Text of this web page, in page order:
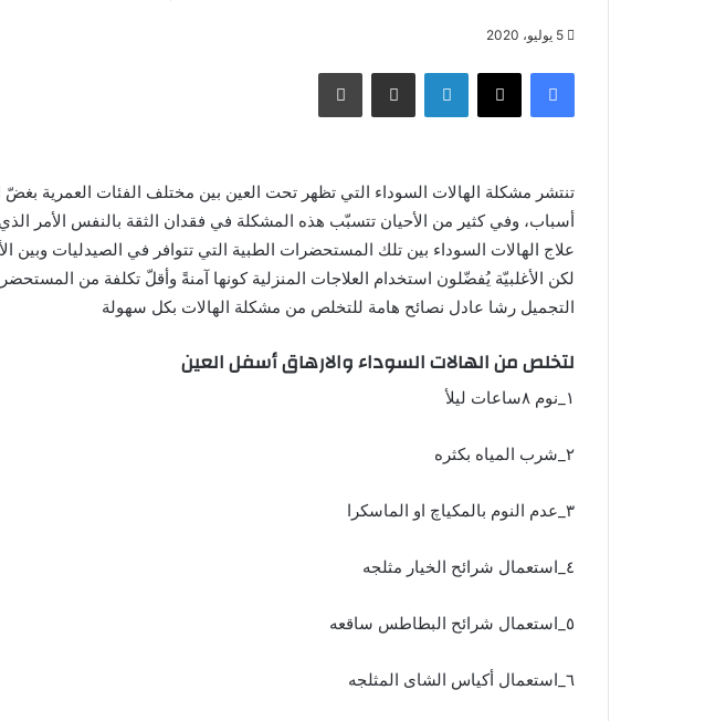
5 يوليو، 2020
فيسبوك X لينكدإن مشاركة عبر البريد طباعة
تنتشر مشكلة الهالات السوداء التي تظهر تحت العين بين مختلف الفئات العمرية
أسباب، وفي كثير من الأحيان تتسبّب هذه المشكلة في فقدان الثقة بالنفس الأمر
علاج الهالات السوداء بين تلك المستحضرات الطبية التي تتوافر في الصيدليات وبين
لكن الأغلبيّة يُفضّلون استخدام العلاجات المنزلية كونها آمنةً وأقلّ تكلفة من
التجميل رشا عادل نصائح هامة للتخلص من مشكلة الهالات بكل سهولة
لتخلص من الهالات السوداء والارهاق أسفل العين
١_نوم ٨ساعات ليلأ
٢_شرب المياه بكثره
٣_عدم النوم بالمكياچ او الماسكرا
٤_استعمال شرائح الخيار مثلجه
٥_استعمال شرائح البطاطس ساقعه
٦_استعمال أكياس الشاى المثلجه